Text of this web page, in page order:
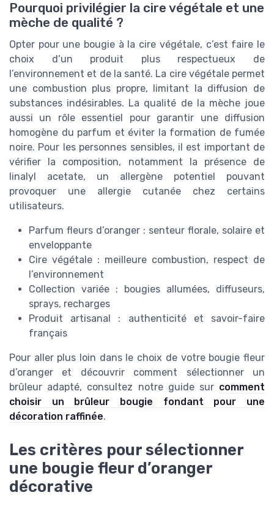
Pourquoi privilégier la cire végétale et une
mèche de qualité ?
Opter pour une bougie à la cire végétale, c’est faire le
choix d’un produit plus respectueux de
l’environnement et de la santé. La cire végétale permet
une combustion plus propre, limitant la diffusion de
substances indésirables. La qualité de la mèche joue
aussi un rôle essentiel pour garantir une diffusion
homogène du parfum et éviter la formation de fumée
noire. Pour les personnes sensibles, il est important de
vérifier la composition, notamment la présence de
linalyl acetate, un allergène potentiel pouvant
provoquer une allergie cutanée chez certains
utilisateurs.
Parfum fleurs d’oranger : senteur florale, solaire et
enveloppante
Cire végétale : meilleure combustion, respect de
l’environnement
Collection variée : bougies allumées, diffuseurs,
sprays, recharges
Produit artisanal : authenticité et savoir-faire
français
Pour aller plus loin dans le choix de votre bougie fleur
d’oranger et découvrir comment sélectionner un
brûleur adapté, consultez notre guide sur comment
choisir un brûleur bougie fondant pour une
décoration raffinée.
Les critères pour sélectionner
une bougie fleur d’oranger
décorative